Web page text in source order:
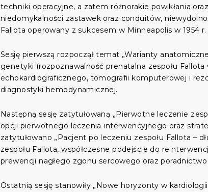
techniki operacyjne, a zatem różnorakie powikłania
niedomykalności zastawek oraz conduitów,
Fallota operowany z sukcesem w Minneapolis w 1954
Sesję pierwszą rozpoczął temat „Warianty
genetyki (rozpoznawalność prenatalna zespołu
echokardiograficznego, tomografii komputerowej i
diagnostyki hemodynamicznej.
Następną sesję zatytułowaną „Pierwotne leczenie
opcji pierwotnego leczenia interwencyjnego oraz
zatytułowano „Pacjent po leczeniu zespołu Fallota –
zespołu Fallota, współczesne podejście do
prewencji nagłego zgonu sercowego oraz
Ostatnią sesję stanowiły „Nowe horyzonty w